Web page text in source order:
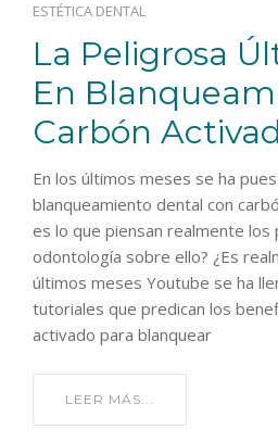
CONTACTO
ESTÉTICA DENTAL
La Peligrosa
En
Carbón
En los últimos meses se ha
blanqueamiento dental con
es lo que piensan realmente los
odontología sobre ello? ¿Es
últimos meses Youtube se ha
tutoriales que predican los
activado para blanquear
LEER MÁS...